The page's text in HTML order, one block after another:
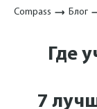
Compass Блог
Где
7